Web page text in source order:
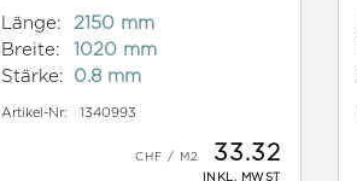
Länge:
2150 mm
Breite:
1020 mm
Stärke:
0.8 mm
Artikel-Nr: 1340993
33.32
INKL. MWST